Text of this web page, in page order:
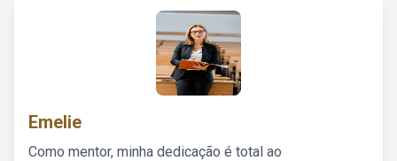
Emelie
Como mentor, minha dedicação é total ao